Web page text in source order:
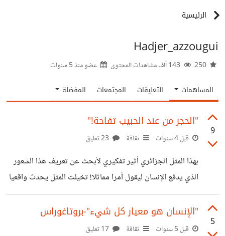
الرئيسية
Hadjer_azzougui
عضو منذ5 سنوات
المساهمات التعليقات المجتمعات المفضلة
9
"الحجر من عند الحبيب تفاحة!"
قبل 4 سنوات ثقافة
بهذا المثل الجزائري أثير تفكيري لأبحث عن تعريف هذا الشعور
الذي يدفع الإنسان ليقول أمرا مماثلا! تخيلت المثل يحدث واقعيا
فتصور لي شخص يرمي حجرا على آخر فيدميه، والآخر يبتسم
وهو سعيد لانه يرى الحجر تفاحة طازجة ولذيذة! هل هو مرض؟!
أم جنون إنسانس لذيذ؟! ام هو ظاهرة لها أهداف سامية تدفع
5
"الإنسان هو معيار كل شيء"-بروتاغوراس
قبل 5 سنوات ثقافة